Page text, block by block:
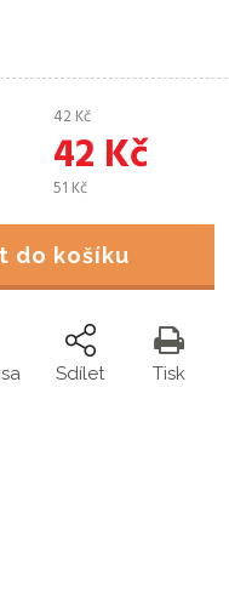
42Kč
42 Kč
51 Kč
do košíku
Sdílet Tisk